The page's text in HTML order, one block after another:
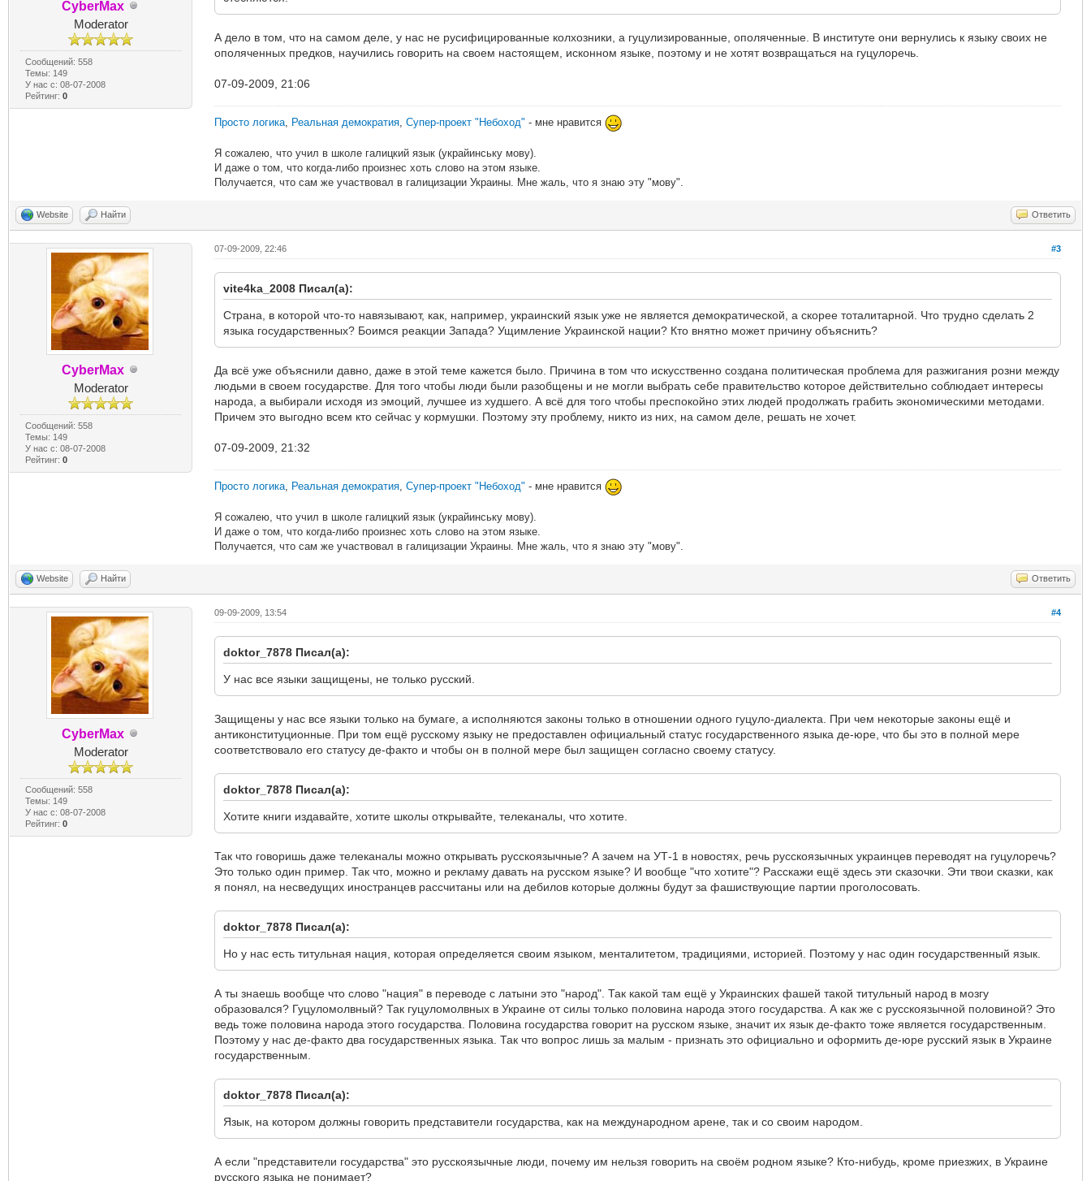
CyberMax
Moderator
Сообщений: 558
Темы: 149
У нас с: 08-07-2008
Рейтинг:0
А дело в том, что на самом деле, у нас не русифицированные колхозники, а гуцулизированные, ополяченные. В институте они вернулись к языку своих не
ополяченных предков, научились говорить на своем настоящем, исконном языке, поэтому и не хотят возвращаться на гуцулоречь.
07-09-2009, 21:06
Просто логика, Реальная демократия, Супер-проект "Небоход" - мне нравится
Я сожалею, что учил в школе галицкий язык (украйинську мову).
И даже о том, что когда-либо произнес хоть слово на этом языке.
Получается, что сам же участвовал в галицизации Украины. Мне жаль, что я знаю эту "мову".
Website Найти Ответить
CyberMax
Moderator
Сообщений: 558
Темы: 149
У нас с: 08-07-2008
Рейтинг:0
#3
07-09-2009, 22:46
vite4ka_2008 Писал(а):
Страна, в которой что-то навязывают, как, например, украинский язык уже не является демократической, а скорее тоталитарной. Что трудно сделать 2
языка государственных? Боимся реакции Запада? Ущимление Украинской нации? Кто внятно может причину объяснить?
Да всё уже объяснили давно, даже в этой теме кажется было. Причина в том что искусственно создана политическая проблема для разжигания розни между
людьми в своем государстве. Для того чтобы люди были разобщены и не могли выбрать себе правительство которое действительно соблюдает интересы
народа, а выбирали исходя из эмоций, лучшее из худшего. А всё для того чтобы преспокойно этих людей продолжать грабить экономическими методами.
Причем это выгодно всем кто сейчас у кормушки. Поэтому эту проблему, никто из них, на самом деле, решать не хочет.
07-09-2009, 21:32
Просто логика, Реальная демократия, Супер-проект "Небоход" - мне нравится
Я сожалею, что учил в школе галицкий язык (украйинську мову).
И даже о том, что когда-либо произнес хоть слово на этом языке.
Получается, что сам же участвовал в галицизации Украины. Мне жаль, что я знаю эту "мову".
Website Найти Ответить
CyberMax
Moderator
Сообщений: 558
Темы: 149
У нас с: 08-07-2008
Рейтинг:0
#4
09-09-2009, 13:54
doktor_7878 Писал(а):
У нас все языки защищены, не только русский.
Защищены у нас все языки только на бумаге, а исполняются законы только в отношении одного гуцуло-диалекта. При чем некоторые законы ещё и
антиконституционные. При том ещё русскому языку не предоставлен официальный статус государственного языка де-юре, что бы это в полной мере
соответствовало его статусу де-факто и чтобы он в полной мере был защищен согласно своему статусу.
doktor_7878 Писал(а):
Хотите книги издавайте, хотите школы открывайте, телеканалы, что хотите.
Так что говоришь даже телеканалы можно открывать русскоязычные? А зачем на УТ-1 в новостях, речь русскоязычных украинцев переводят на гуцулоречь?
Это только один пример. Так что, можно и рекламу давать на русском языке? И вообще "что хотите"? Расскажи ещё здесь эти сказочки. Эти твои сказки, как
я понял, на несведущих иностранцев рассчитаны или на дебилов которые должны будут за фашиствующие партии проголосовать.
doktor_7878 Писал(а):
Но у нас есть титульная нация, которая определяется своим языком, менталитетом, традициями, историей. Поэтому у нас один государственный язык.
А ты знаешь вообще что слово "нация" в переводе с латыни это "народ". Так какой там ещё у Украинских фашей такой титульный народ в мозгу
образовался? Гуцуломолвный? Так гуцуломолвных в Украине от силы только половина народа этого государства. А как же с русскоязычной половиной? Это
ведь тоже половина народа этого государства. Половина государства говорит на русском языке, значит их язык де-факто тоже является государственным.
Поэтому у нас де-факто два государственных языка. Так что вопрос лишь за малым - признать это официально и оформить де-юре русский язык в Украине
государственным.
doktor_7878 Писал(а):
Язык, на котором должны говорить представители государства, как на международном арене, так и со своим народом.
А если "представители государства" это русскоязычные люди, почему им нельзя говорить на своём родном языке? Кто-нибудь, кроме приезжих, в Украине
русского языка не понимает?